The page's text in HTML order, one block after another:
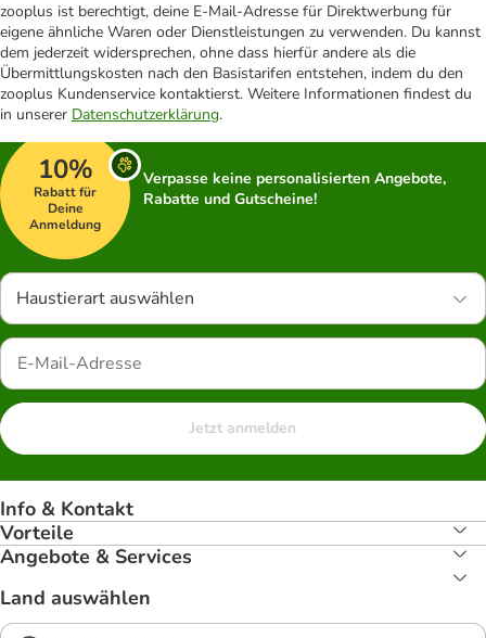
zooplus ist berechtigt, deine E-Mail-Adresse für Direktwerbung für
eigene ähnliche Waren oder Dienstleistungen zu verwenden. Du kannst
dem jederzeit widersprechen, ohne dass hierfür andere als die
Übermittlungskosten nach den Basistarifen entstehen, indem du den
zooplus Kundenservice kontaktierst. Weitere Informationen findest du
in unserer Datenschutzerklärung.
10%
Rabatt für
Deine
Anmeldung
Verpasse keine personalisierten Angebote,
Rabatte und Gutscheine!
Haustierart auswählen
Jetzt anmelden
Info & Kontakt
Vorteile
Angebote & Services
Land auswählen